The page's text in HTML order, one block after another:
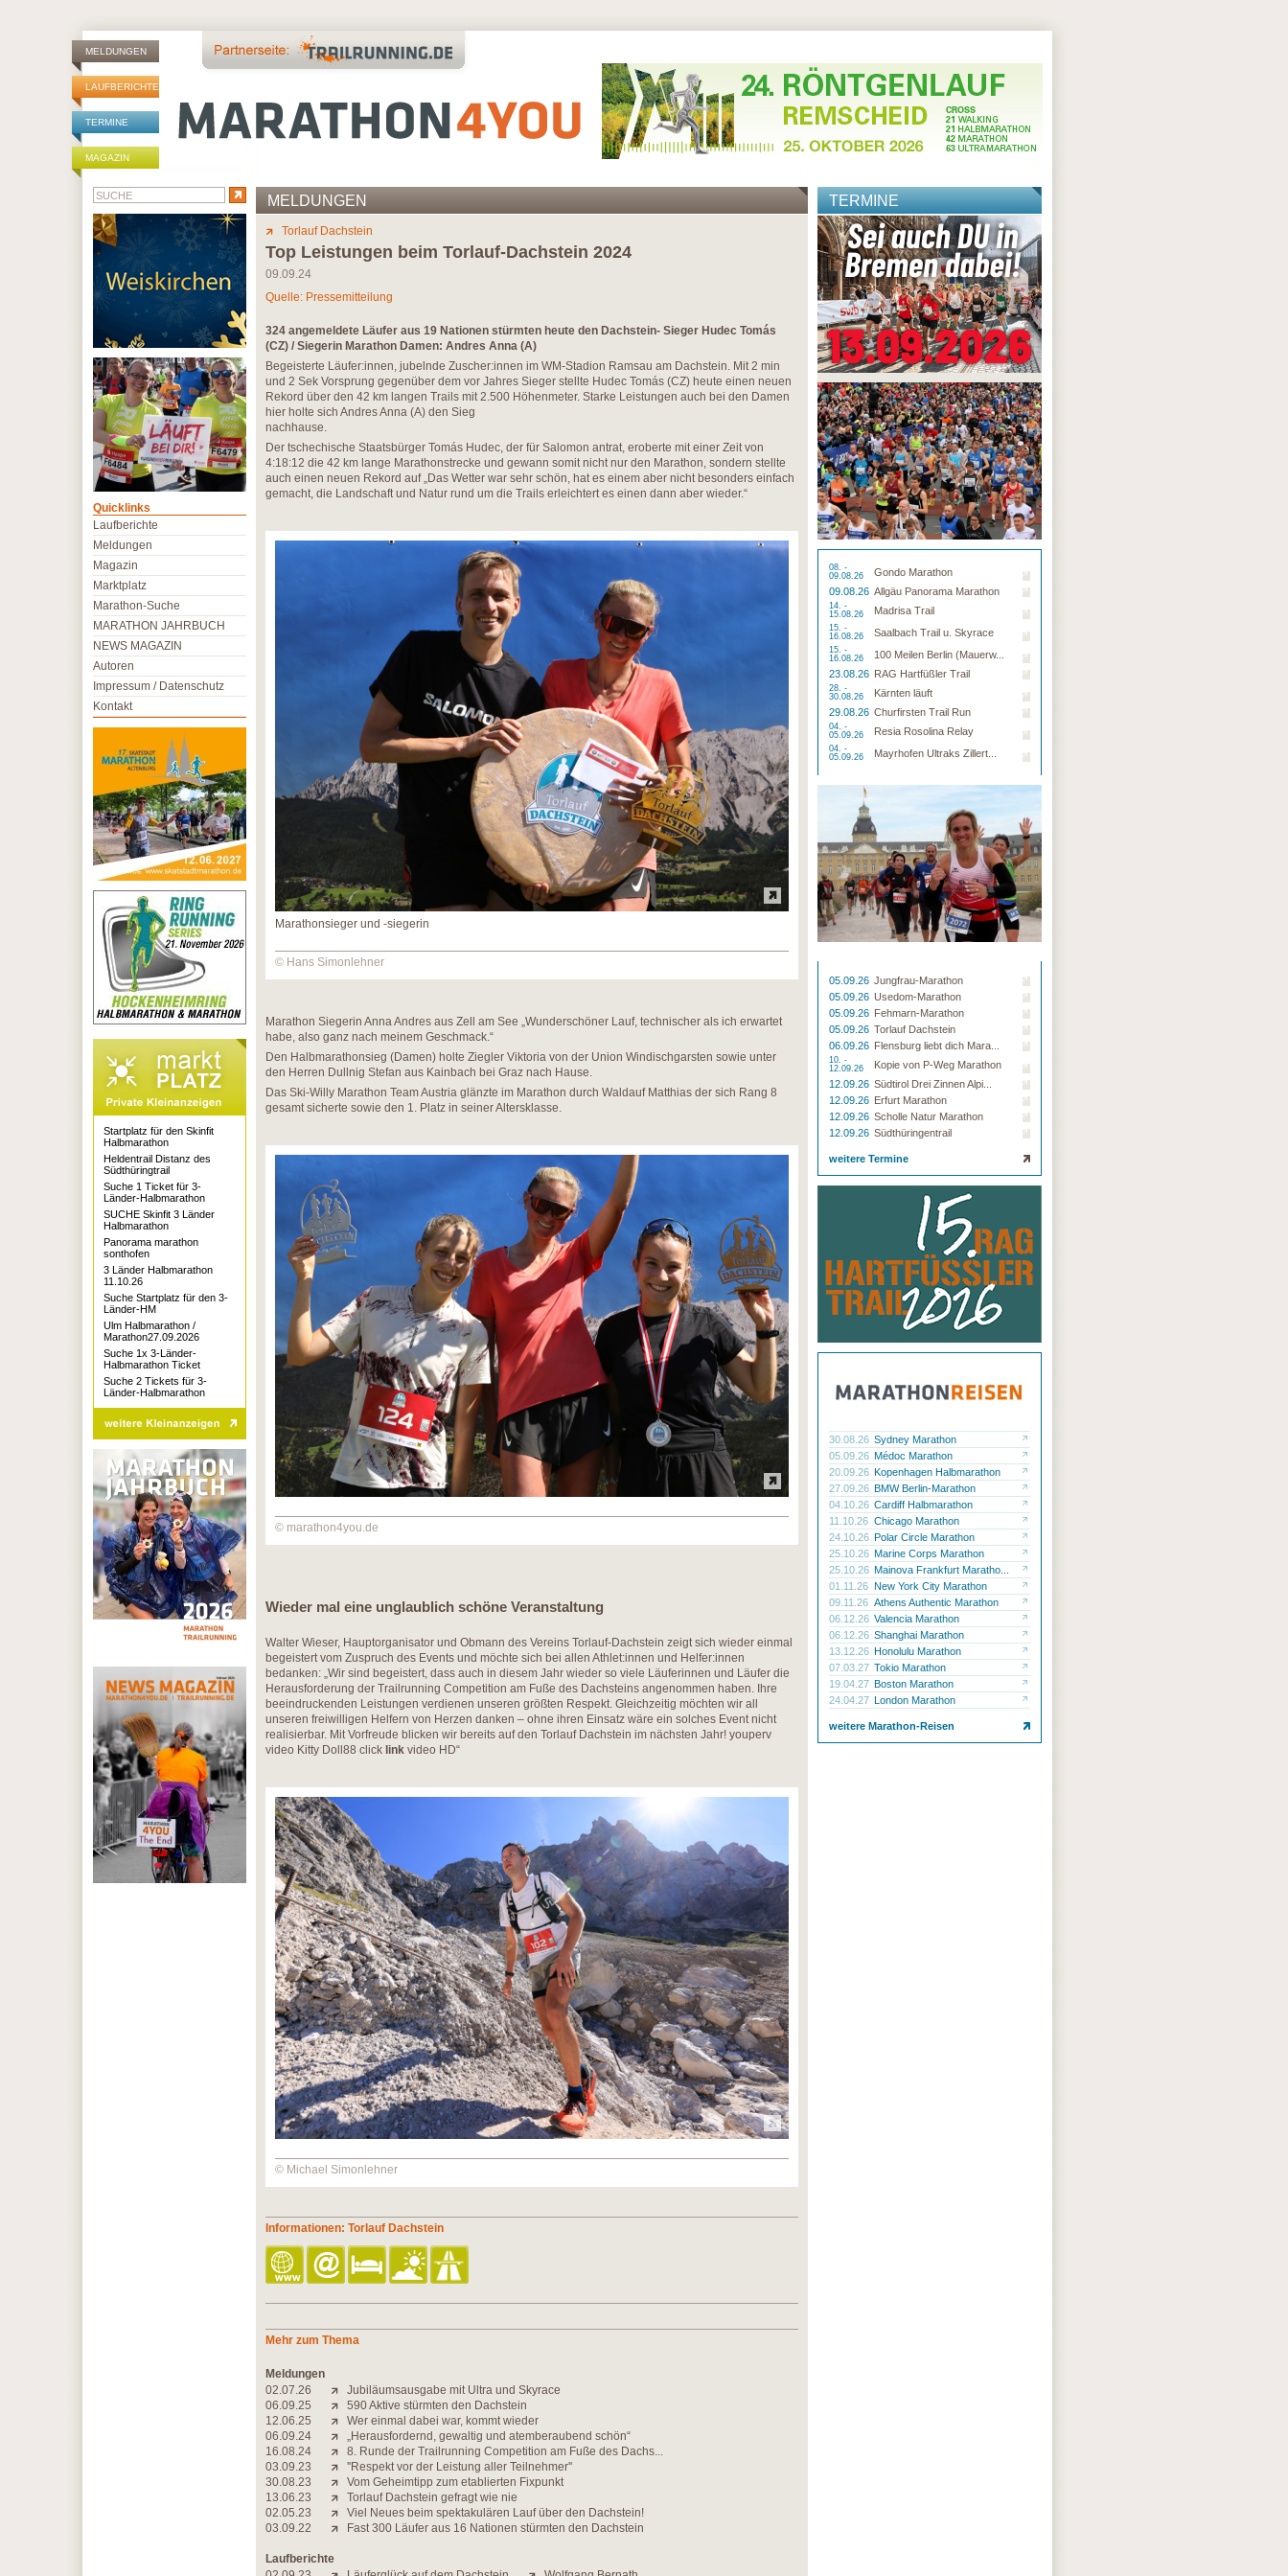
MELDUNGEN
LAUFBERICHTE
TERMINE
MAGAZIN
MELDUNGEN
Torlauf Dachstein
Top Leistungen beim Torlauf-Dachstein 2024
09.09.24
Quelle: Pressemitteilung
324 angemeldete Läufer aus 19 Nationen stürmten heute den Dachstein- Sieger Hudec Tomás
(CZ) / Siegerin Marathon Damen: Andres Anna (A)
Begeisterte Läufer:innen, jubelnde Zuscher:innen im WM-Stadion Ramsau am Dachstein. Mit 2 min
und 2 Sek Vorsprung gegenüber dem vor Jahres Sieger stellte Hudec Tomás (CZ) heute einen neuen
Rekord über den 42 km langen Trails mit 2.500 Höhenmeter. Starke Leistungen auch bei den Damen
hier holte sich Andres Anna (A) den Sieg
nachhause.
Der tschechische Staatsbürger Tomás Hudec, der für Salomon antrat, eroberte mit einer Zeit von
4:18:12 die 42 km lange Marathonstrecke und gewann somit nicht nur den Marathon, sondern stellte
auch einen neuen Rekord auf „Das Wetter war sehr schön, hat es einem aber nicht besonders einfach
gemacht, die Landschaft und Natur rund um die Trails erleichtert es einen dann aber wieder.“
Marathonsieger und -siegerin
© Hans Simonlehner
Marathon Siegerin Anna Andres aus Zell am See „Wunderschöner Lauf, technischer als ich erwartet
habe, also ganz nach meinem Geschmack.“
Den Halbmarathonsieg (Damen) holte Ziegler Viktoria von der Union Windischgarsten sowie unter
den Herren Dullnig Stefan aus Kainbach bei Graz nach Hause.
Das Ski-Willy Marathon Team Austria glänzte im Marathon durch Waldauf Matthias der sich Rang 8
gesamt sicherte sowie den 1. Platz in seiner Altersklasse.
© marathon4you.de
Wieder mal eine unglaublich schöne Veranstaltung
Walter Wieser, Hauptorganisator und Obmann des Vereins Torlauf-Dachstein zeigt sich wieder einmal
begeistert vom Zuspruch des Events und möchte sich bei allen Athlet:innen und Helfer:innen
bedanken: „Wir sind begeistert, dass auch in diesem Jahr wieder so viele Läuferinnen und Läufer die
Herausforderung der Trailrunning Competition am Fuße des Dachsteins angenommen haben. Ihre
beeindruckenden Leistungen verdienen unseren größten Respekt. Gleichzeitig möchten wir all
unseren freiwilligen Helfern von Herzen danken – ohne ihren Einsatz wäre ein solches Event nicht
realisierbar. Mit Vorfreude blicken wir bereits auf den Torlauf Dachstein im nächsten Jahr! youperv
video Kitty Doll88 click link video HD“
© Michael Simonlehner
Informationen: Torlauf Dachstein
Mehr zum Thema
Meldungen
02.07.26
Jubiläumsausgabe mit Ultra und Skyrace
06.09.25
590 Aktive stürmten den Dachstein
12.06.25
Wer einmal dabei war, kommt wieder
06.09.24
„Herausfordernd, gewaltig und atemberaubend schön“
16.08.24
8. Runde der Trailrunning Competition am Fuße des Dachs...
03.09.23
''Respekt vor der Leistung aller Teilnehmer''
30.08.23
Vom Geheimtipp zum etablierten Fixpunkt
13.06.23
Torlauf Dachstein gefragt wie nie
02.05.23
Viel Neues beim spektakulären Lauf über den Dachstein!
03.09.22
Fast 300 Läufer aus 16 Nationen stürmten den Dachstein
Laufberichte
TERMINE
08. -
09.08.26
Gondo Marathon
09.08.26 Allgäu Panorama Marathon
14. -
15.08.26
Madrisa Trail
15. -
16.08.26
Saalbach Trail u. Skyrace
15. -
16.08.26
100 Meilen Berlin (Mauerw...
23.08.26 RAG Hartfüßler Trail
28. -
30.08.26
Kärnten läuft
29.08.26 Churfirsten Trail Run
04. -
05.09.26
Resia Rosolina Relay
04. -
05.09.26
Mayrhofen Ultraks Zillert...
05.09.26 Jungfrau-Marathon
05.09.26 Usedom-Marathon
05.09.26 Fehmarn-Marathon
05.09.26 Torlauf Dachstein
06.09.26 Flensburg liebt dich Mara...
10. -
12.09.26
Kopie von P-Weg Marathon
12.09.26 Südtirol Drei Zinnen Alpi...
12.09.26 Erfurt Marathon
12.09.26 Scholle Natur Marathon
12.09.26 Südthüringentrail
weitere Termine
30.08.26 Sydney Marathon
05.09.26 Médoc Marathon
20.09.26 Kopenhagen Halbmarathon
27.09.26 BMW Berlin-Marathon
04.10.26 Cardiff Halbmarathon
11.10.26 Chicago Marathon
24.10.26 Polar Circle Marathon
25.10.26 Marine Corps Marathon
25.10.26 Mainova Frankfurt Maratho...
01.11.26 New York City Marathon
09.11.26 Athens Authentic Marathon
06.12.26 Valencia Marathon
06.12.26 Shanghai Marathon
13.12.26 Honolulu Marathon
07.03.27 Tokio Marathon
19.04.27 Boston Marathon
24.04.27 London Marathon
weitere Marathon-Reisen
Quicklinks
Laufberichte
Meldungen
Magazin
Marktplatz
Marathon-Suche
MARATHON JAHRBUCH
NEWS MAGAZIN
Autoren
Impressum / Datenschutz
Kontakt
Startplatz für den Skinfit
Halbmarathon
Heldentrail Distanz des
Südthüringtrail
Suche 1 Ticket für 3-
Länder-Halbmarathon
SUCHE Skinfit 3 Länder
Halbmarathon
Panorama marathon
sonthofen
3 Länder Halbmarathon
11.10.26
Suche Startplatz für den 3-
Länder-HM
Ulm Halbmarathon /
Marathon27.09.2026
Suche 1x 3-Länder-
Halbmarathon Ticket
Suche 2 Tickets für 3-
Länder-Halbmarathon